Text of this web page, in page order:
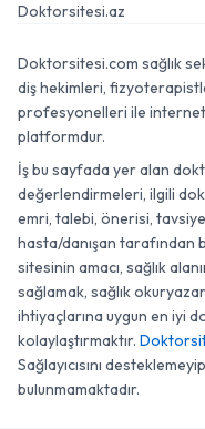
Doktorsitesi.az
Doktorsitesi.com sağlık
diş hekimleri,
profesyonelleri ile internet
platformdur.
İş bu sayfada yer alan
değerlendirmeleri, ilgili
emri, talebi, önerisi,
hasta/danışan tarafından
sitesinin amacı, sağlık
sağlamak, sağlık
ihtiyaçlarına uygun en iyi
kolaylaştırmaktır.
Sağlayıcısını
bulunmamaktadır.